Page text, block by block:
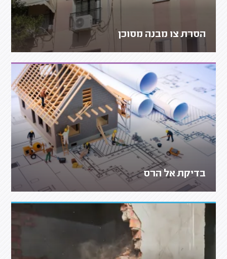
הסרת צו מבנה מסוכן
בדיקת אל הרס